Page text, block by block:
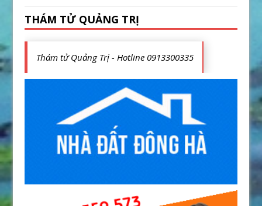
THÁM TỬ QUẢNG TRỊ
Thám tử Quảng Trị - Hotline 0913300335